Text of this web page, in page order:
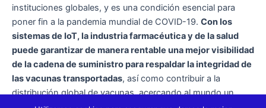
instituciones globales, y es una condición esencial para
poner fin a la pandemia mundial de COVID-19. Con los
sistemas de IoT, la industria farmacéutica y de la salud
puede garantizar de manera rentable una mejor visibilidad
de la cadena de suministro para respaldar la integridad de
las vacunas transportadas, así como contribuir a la
distribución global de vacunas, acercando al mundo un